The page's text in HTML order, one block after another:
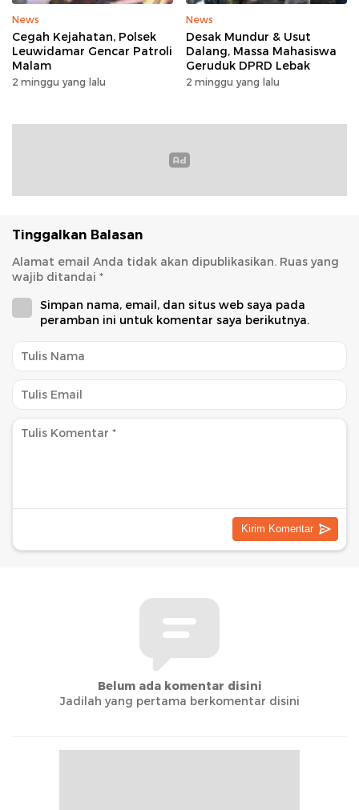
News
Cegah Kejahatan, Polsek
Leuwidamar Gencar Patroli
Malam
2 minggu yang lalu
News
Desak Mundur & Usut
Dalang, Massa Mahasiswa
Geruduk DPRD Lebak
2 minggu yang lalu
Tinggalkan Balasan
Alamat email Anda tidak akan dipublikasikan. Ruas yang
wajib ditandai *
Simpan nama, email, dan situs web saya pada
peramban ini untuk komentar saya berikutnya.
Belum ada komentar disini
Jadilah yang pertama berkomentar disini